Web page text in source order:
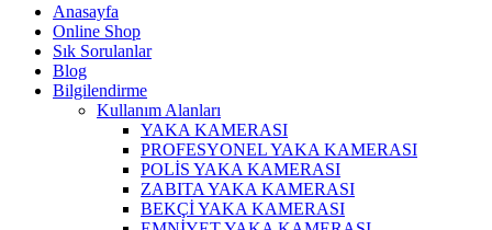
Anasayfa
Online Shop
Sık Sorulanlar
Blog
Bilgilendirme
Kullanım Alanları
YAKA KAMERASI
PROFESYONEL YAKA KAMERASI
POLİS YAKA KAMERASI
ZABITA YAKA KAMERASI
BEKÇİ YAKA KAMERASI